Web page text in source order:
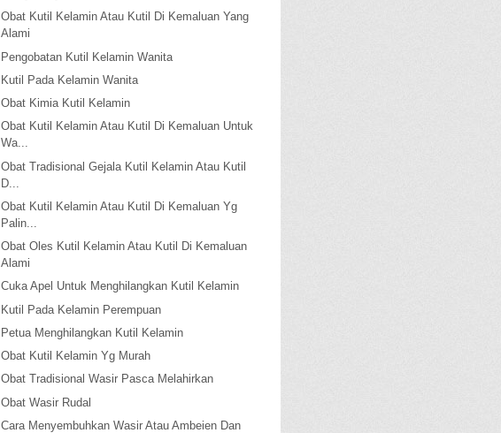
Obat Kutil Kelamin Atau Kutil Di Kemaluan Yang
Alami
Pengobatan Kutil Kelamin Wanita
Kutil Pada Kelamin Wanita
Obat Kimia Kutil Kelamin
Obat Kutil Kelamin Atau Kutil Di Kemaluan Untuk
Wa...
Obat Tradisional Gejala Kutil Kelamin Atau Kutil
D...
Obat Kutil Kelamin Atau Kutil Di Kemaluan Yg
Palin...
Obat Oles Kutil Kelamin Atau Kutil Di Kemaluan
Alami
Cuka Apel Untuk Menghilangkan Kutil Kelamin
Kutil Pada Kelamin Perempuan
Petua Menghilangkan Kutil Kelamin
Obat Kutil Kelamin Yg Murah
Obat Tradisional Wasir Pasca Melahirkan
Obat Wasir Rudal
Cara Menyembuhkan Wasir Atau Ambeien Dan